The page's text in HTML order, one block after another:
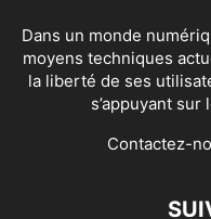
Dans un monde
moyens techniques
la liberté de ses
s’appuyant
Contactez-